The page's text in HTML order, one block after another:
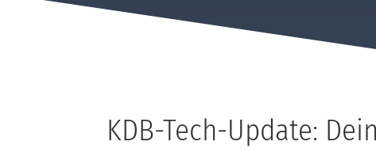
KDB-Tech-Update: